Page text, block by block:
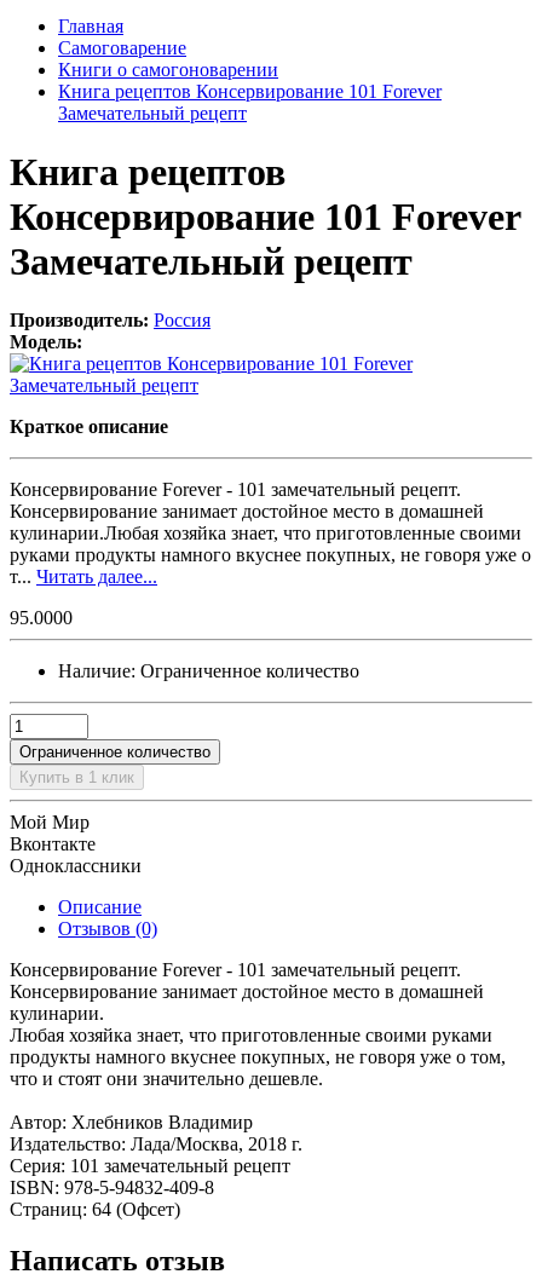
Главная
Самоговарение
Книги о самогоноварении
Книга рецептов Консервирование 101 Forever
Замечательный рецепт
Книга рецептов
Консервирование 101 Forever
Замечательный рецепт
Производитель: Россия
Модель:
Краткое описание
Консервирование Forever - 101 замечательный рецепт.
Консервирование занимает достойное место в домашней
кулинарии.Любая хозяйка знает, что приготовленные своими
руками продукты намного вкуснее покупных, не говоря уже о
т... Читать далее...
95.0000
Наличие: Ограниченное количество
Ограниченное количество
Купить в 1 клик
Мой Мир
Вконтакте
Одноклассники
Описание
Отзывов (0)
Консервирование Forever - 101 замечательный рецепт.
Консервирование занимает достойное место в домашней
кулинарии.
Любая хозяйка знает, что приготовленные своими руками
продукты намного вкуснее покупных, не говоря уже о том,
что и стоят они значительно дешевле.
Автор: Хлебников Владимир
Издательство: Лада/Москва, 2018 г.
Серия: 101 замечательный рецепт
ISBN: 978-5-94832-409-8
Страниц: 64 (Офсет)
Написать отзыв